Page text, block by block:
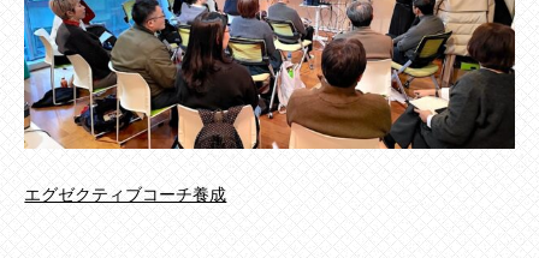
エグゼクティブコーチ養成